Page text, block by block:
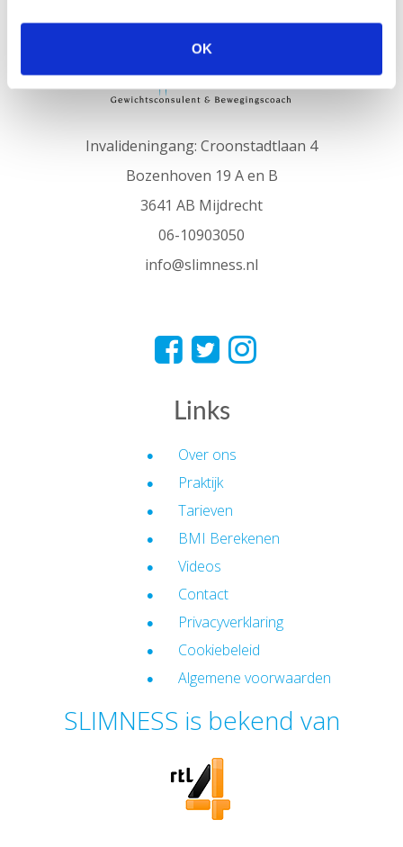
OK
Invalideningang: Croonstadtlaan 4
Bozenhoven 19 A en B
3641 AB Mijdrecht
06-10903050
info@slimness.nl
Links
Over ons
Praktijk
Tarieven
BMI Berekenen
Videos
Contact
Privacyverklaring
Cookiebeleid
Algemene voorwaarden
SLIMNESS is bekend van